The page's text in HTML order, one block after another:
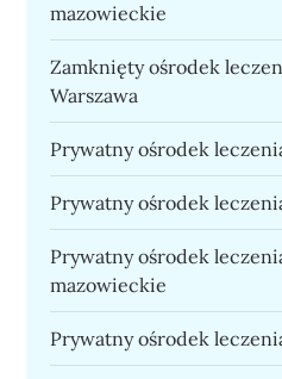
mazowieckie
Zamknięty ośrodek
Warszawa
Prywatny ośrodek
Prywatny ośrodek
Prywatny ośrodek
mazowieckie
Prywatny ośrodek